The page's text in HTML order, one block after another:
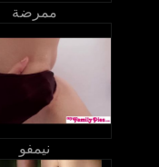
ممرضة
نيمفو